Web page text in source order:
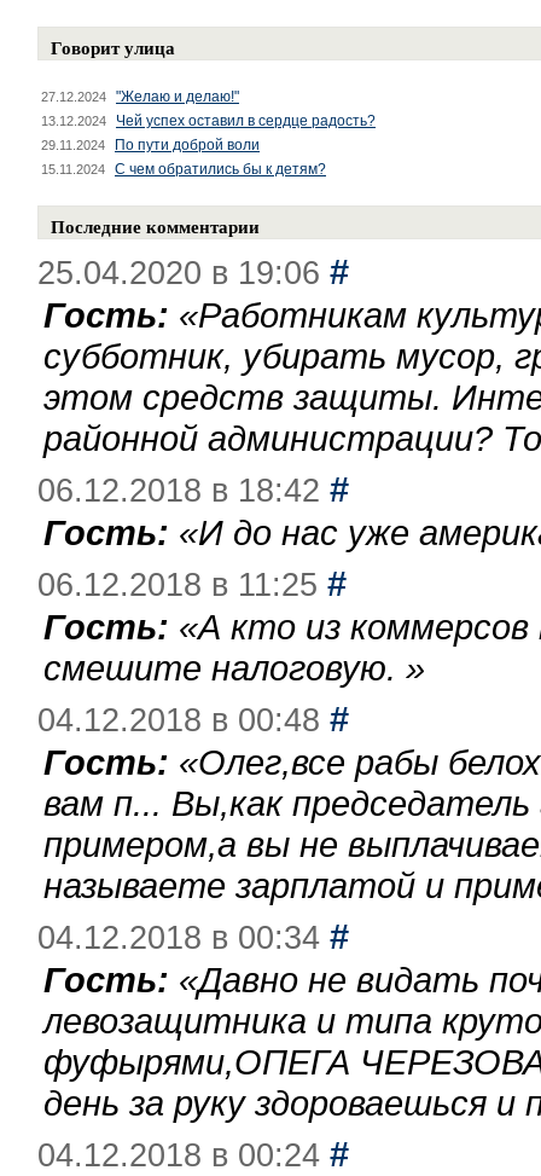
Говорит улица
27.12.2024 "Желаю и делаю!"
13.12.2024 Чей успех оставил в сердце радость?
29.11.2024 По пути доброй воли
15.11.2024 С чем обратились бы к детям?
Последние комментарии
25.04.2020 в 19:06 #
Гость: «Работникам
субботник, убирать мусор,
этом средств защиты.
районной администрации?
06.12.2018 в 18:42 #
Гость: «И до нас уже
06.12.2018 в 11:25 #
Гость: «А кто из
смешите налоговую. »
04.12.2018 в 00:48 #
Гость: «Олег,все рабы
вам п... Вы,как
примером,а вы не
называете зарплатой и
04.12.2018 в 00:34 #
Гость: «Давно не видать
левозащитника и типа
фуфырями,ОПЕГА
день за руку здороваешься
04.12.2018 в 00:24 #